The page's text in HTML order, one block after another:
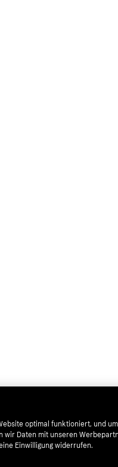
optimal funktioniert, und
wir Daten mit unseren
Einwilligung widerrufen.